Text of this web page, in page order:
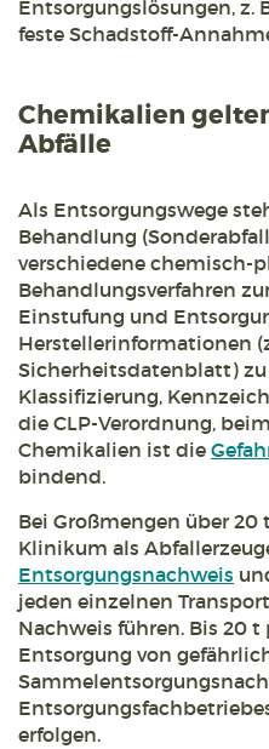
Entsorgungslösungen, z.
feste Schadstoff-
Chemikalien
Abfälle
Als Entsorgungswege
Behandlung
verschiedene chemisch-
Behandlungsverfahren
Einstufung und
Herstellerinformationen
Sicherheitsdatenblatt)
Klassifizierung,
die CLP-Verordnung,
Chemikalien ist die
bindend.
Bei Großmengen über 20
Klinikum als
Entsorgungsnachweis
jeden einzelnen
Nachweis führen. Bis 20
Entsorgung von
erfolgen.